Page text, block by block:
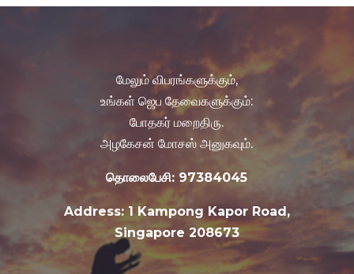
மேலும் விபரங்களுக்கும்,
உங்கள் ஜெப தேவைகளுக்கும்:
போதகர் மறைதிரு.
அழகேசன் மோசஸ் அனுகவும்.
தொலைபேசி: 97384045
Address: 1 Kampong Kapor Road,
Singapore 208673